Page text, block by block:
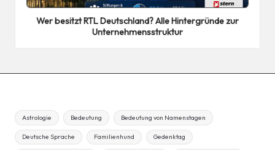
in
Wer besitzt RTL Deutschland? Alle Hintergründe zur
Unternehmensstruktur
Astrologie Bedeutung Bedeutung von Namenstagen
Deutsche Sprache Familienhund Gedenktag